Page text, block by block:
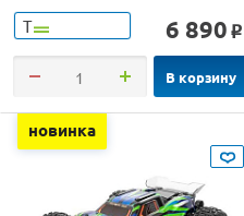
Т 6 890 o
В корзину
новинка